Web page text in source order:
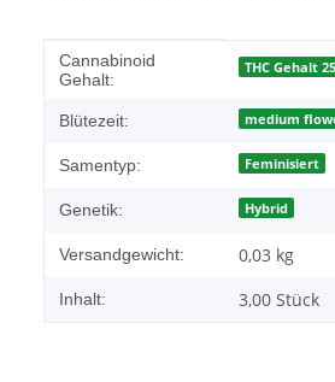
Produkteigenschaft
Wert
Cannabinoid
Gehalt:
THC Gehalt
Blütezeit: medium
Samentyp: Feminisiert
Genetik: Hybrid
Versandgewicht: 0,03 kg
Inhalt: 3,00 Stück